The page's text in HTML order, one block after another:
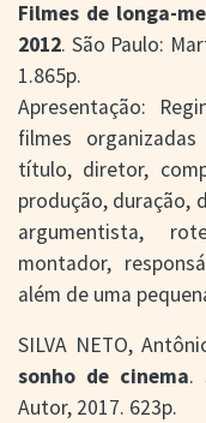
Filmes de longa-
2012. São Paulo:
1.865p.
Apresentação:
filmes
título, diretor,
produção, duração,
argumentista,
montador,
além de uma
SILVA NETO,
sonho de cinema.
Autor, 2017. 623p.